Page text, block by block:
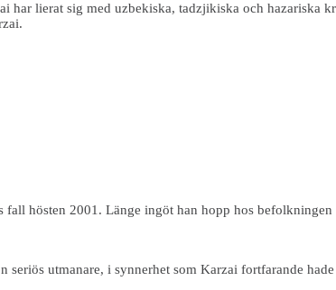
lierat sig med uzbekiska, tadzjikiska och hazariska
hösten 2001. Länge ingöt han hopp hos
utmanare, i synnerhet som Karzai fortfarande